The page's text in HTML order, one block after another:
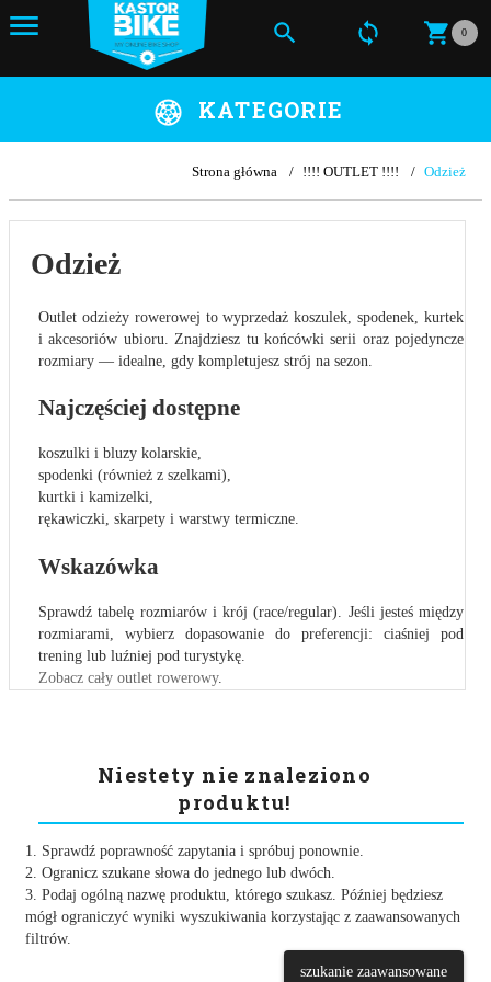
0
KATEGORIE
Strona główna !!!! OUTLET !!!! Odzież
Odzież
Outlet odzieży rowerowej to wyprzedaż koszulek, spodenek, kurtek
i akcesoriów ubioru. Znajdziesz tu końcówki serii oraz pojedyncze
rozmiary — idealne, gdy kompletujesz strój na sezon.
Najczęściej dostępne
koszulki i bluzy kolarskie,
spodenki (również z szelkami),
kurtki i kamizelki,
rękawiczki, skarpety i warstwy termiczne.
Wskazówka
Sprawdź tabelę rozmiarów i krój (race/regular). Jeśli jesteś między
rozmiarami, wybierz dopasowanie do preferencji: ciaśniej pod
trening lub luźniej pod turystykę.
Zobacz cały outlet rowerowy.
Niestety nie znaleziono
produktu!
1. Sprawdź poprawność zapytania i spróbuj ponownie.
2. Ogranicz szukane słowa do jednego lub dwóch.
3. Podaj ogólną nazwę produktu, którego szukasz. Później będziesz
mógł ograniczyć wyniki wyszukiwania korzystając z zaawansowanych
filtrów.
szukanie zaawansowane